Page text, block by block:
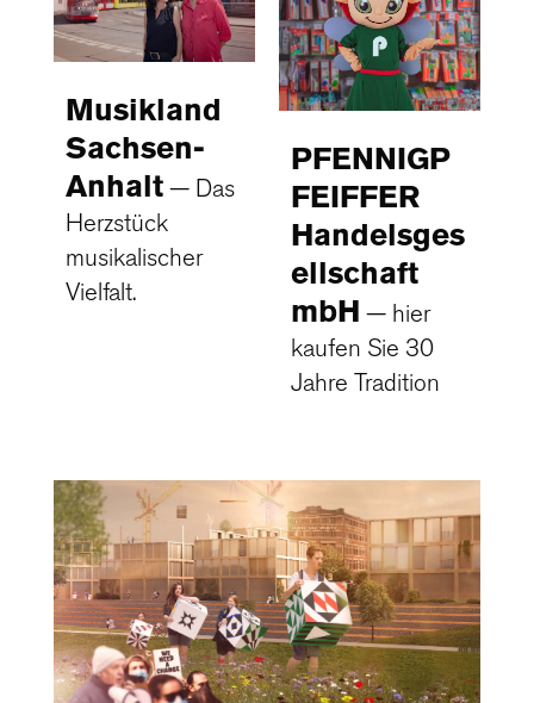
Musikland
Sachsen-
Anhalt
Das
Herzstück
musikalischer
Vielfalt.
PFENNIGP
FEIFFER
Handelsges
ellschaft
mbH
hier
kaufen Sie 30
Jahre Tradition